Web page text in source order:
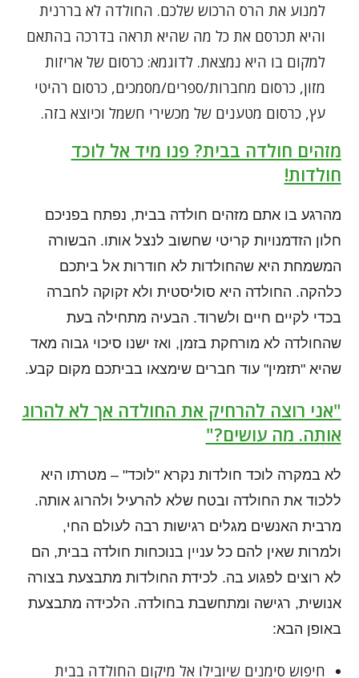
למנוע את הרס הרכוש שלכם. החולדה לא בררנית
והיא תכרסם את כל מה שהיא תראה בדרכה בהתאם
למקום בו היא נמצאת. לדוגמא: כרסום של אריזות
מזון, כרסום מחברות/ספרים/מסמכים, כרסום רהיטי
עץ, כרסום מטענים של מכשירי חשמל וכיוצא בזה.
מזהים חולדה בבית? פנו מיד אל לוכד
חולדות!
מהרגע בו אתם מזהים חולדה בבית, נפתח בפניכם
חלון הזדמנויות קריטי שחשוב לנצל אותו. הבשורה
המשמחת היא שהחולדות לא חודרות אל ביתכם
כלהקה. החולדה היא סוליסטית ולא זקוקה לחברה
בכדי לקיים חיים ולשרוד. הבעיה מתחילה בעת
שהחולדה לא מורחקת בזמן, ואז ישנו סיכוי גבוה מאד
שהיא "תזמין" עוד חברים שימצאו בביתכם מקום קבע.
"אני רוצה להרחיק את החולדה אך לא להרוג
אותה. מה עושים?"
לא במקרה לוכד חולדות נקרא "לוכד" – מטרתו היא
ללכוד את החולדה ובטח שלא להרעיל ולהרוג אותה.
מרבית האנשים מגלים רגישות רבה לעולם החי,
ולמרות שאין להם כל עניין בנוכחות חולדה בבית, הם
לא רוצים לפגוע בה. לכידת החולדות מתבצעת בצורה
אנושית, רגישה ומתחשבת בחולדה. הלכידה מתבצעת
באופן הבא:
חיפוש סימנים שיובילו אל מיקום החולדה בבית